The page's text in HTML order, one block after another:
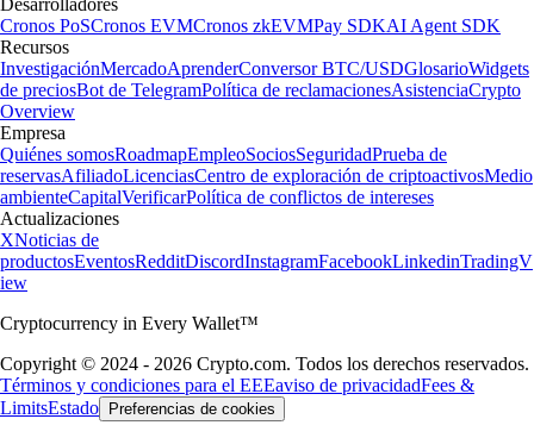
Desarrolladores
Cronos PoSCronos EVMCronos zkEVMPay SDKAI Agent SDK
Recursos
InvestigaciónMercadoAprenderConversor BTC/USDGlosarioWidgets
de preciosBot de TelegramPolítica de reclamacionesAsistenciaCrypto
Overview
Empresa
Quiénes somosRoadmapEmpleoSociosSeguridadPrueba de
reservasAfiliadoLicenciasCentro de exploración de criptoactivosMedio
ambienteCapitalVerificarPolítica de conflictos de intereses
Actualizaciones
XNoticias de
productosEventosRedditDiscordInstagramFacebookLinkedinTradingV
iew
Cryptocurrency in Every Wallet™
Copyright © 2024 - 2026 Crypto.com. Todos los derechos reservados.
Términos y condiciones para el EEEaviso de privacidadFees &
LimitsEstado Preferencias de cookies